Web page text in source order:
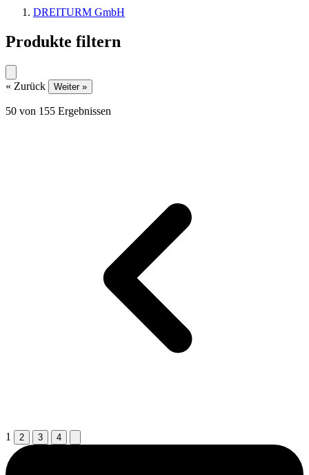
DREITURM GmbH
Produkte filtern
« Zurück Weiter »
50 von 155 Ergebnissen
1 2 3 4